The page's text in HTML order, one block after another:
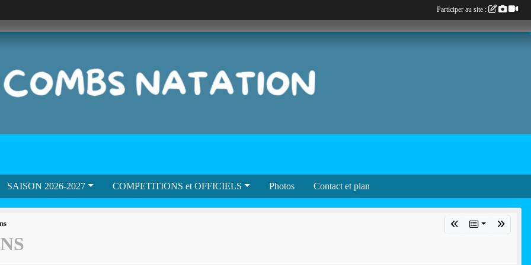
SAISON 2026-2027 COMPETITIONS et OFFICIELS Photos Contact et plan
Participer au site :